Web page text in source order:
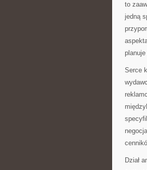
to
jedną
Serce
Dział